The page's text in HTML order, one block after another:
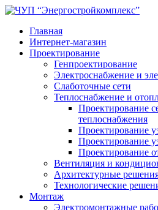
Главная
Интернет-магазин
Проектирование
Генпроектирование
Электроснабжение и
Слаботочные сети
Теплоснабжение и
Проектирование
теплоснабжения
Проектирование
Проектирование
Проектирование
Вентиляция и
Архитектурные
Технологические
Монтаж
Электромонтажные